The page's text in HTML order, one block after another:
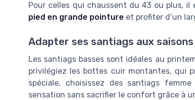
Pour celles qui chaussent du 43 ou plus, il
pied en grande pointure et profiter d’un
Adapter ses santiags aux
Les santiags basses sont idéales au
privilégiez les bottes cuir montantes, qui
spéciale, choisissez des santiags
sensation sans sacrifier le confort grâce à